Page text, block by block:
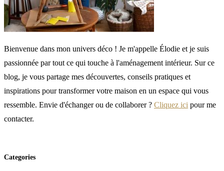
Bienvenue dans mon univers déco ! Je m'appelle Élodie et je suis
passionnée par tout ce qui touche à l'aménagement intérieur. Sur ce
blog, je vous partage mes découvertes, conseils pratiques et
inspirations pour transformer votre maison en un espace qui vous
ressemble. Envie d'échanger ou de collaborer ? Cliquez ici pour me
contacter.
Categories